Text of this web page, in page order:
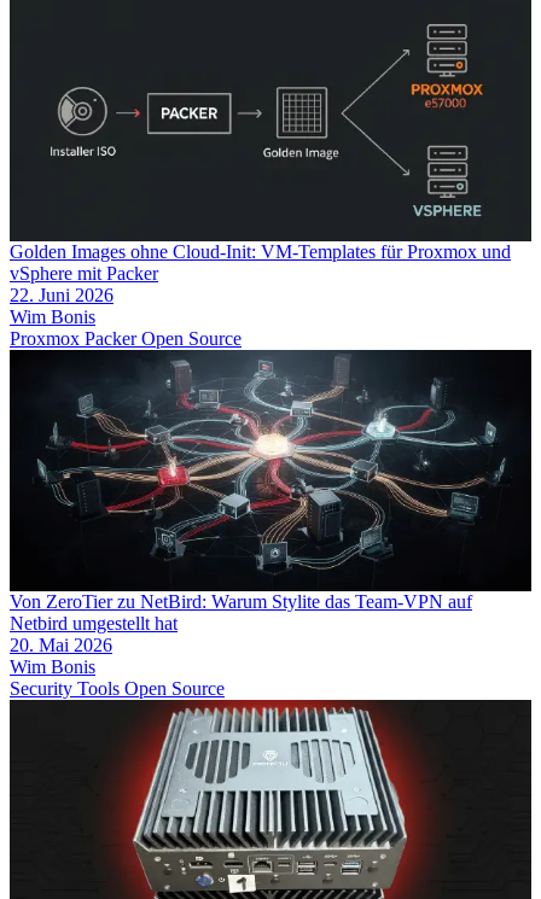
Golden Images ohne Cloud-Init: VM-Templates für Proxmox und
vSphere mit Packer
22. Juni 2026
Wim Bonis
Proxmox PackerOpen Source
Von ZeroTier zu NetBird: Warum Stylite das Team-VPN auf
Netbird umgestellt hat
20. Mai 2026
Wim Bonis
Security Tools Open Source